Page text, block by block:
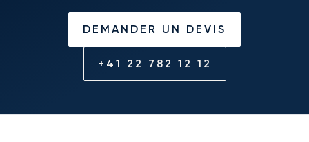
DEMANDER UN DEVIS
+41 22 782 12 12